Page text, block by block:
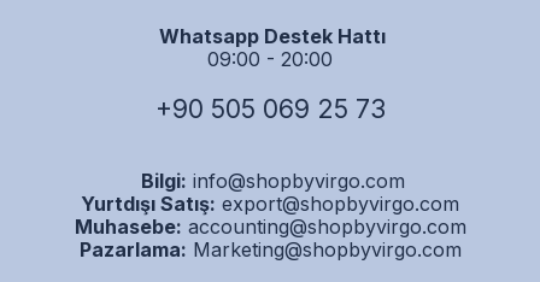
Whatsapp Destek Hattı
09:00 - 20:00
+90 505 069 25 73
Bilgi: info@shopbyvirgo.com
Yurtdışı Satış: export@shopbyvirgo.com
Muhasebe: accounting@shopbyvirgo.com
Pazarlama: Marketing@shopbyvirgo.com